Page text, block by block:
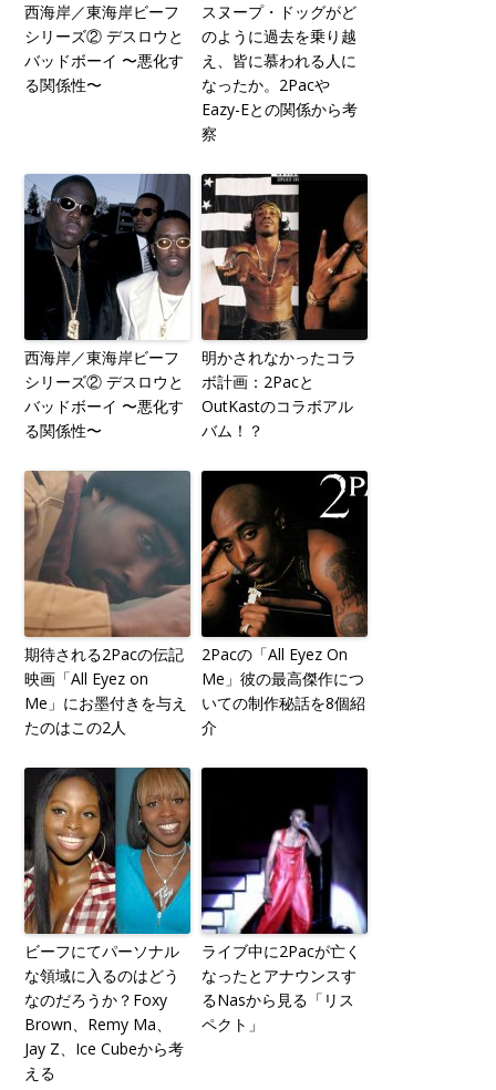
西海岸／東海岸ビーフ
シリーズ② デスロウと
バッドボーイ 〜悪化す
る関係性〜
スヌープ・ドッグがど
のように過去を乗り越
え、皆に慕われる人に
なったか。2Pacや
Eazy-Eとの関係から考
察
西海岸／東海岸ビーフ
シリーズ② デスロウと
バッドボーイ 〜悪化す
る関係性〜
明かされなかったコラ
ボ計画：2Pacと
OutKastのコラボアル
バム！？
期待される2Pacの伝記
映画「All Eyez on
Me」にお墨付きを与え
たのはこの2人
2Pacの「All Eyez On
Me」彼の最高傑作につ
いての制作秘話を8個紹
介
ビーフにてパーソナル
な領域に入るのはどう
なのだろうか？Foxy
Brown、Remy Ma、
Jay Z、Ice Cubeから考
える
ライブ中に2Pacが亡く
なったとアナウンスす
るNasから見る「リス
ペクト」